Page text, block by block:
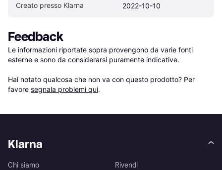
Creato presso Klarna 2022-10-10
Feedback
Le informazioni riportate sopra provengono da varie fonti
esterne e sono da considerarsi puramente indicative.
Hai notato qualcosa che non va con questo prodotto? Per
favore segnala problemi qui.
Klarna
Chi siamo
Rivendi